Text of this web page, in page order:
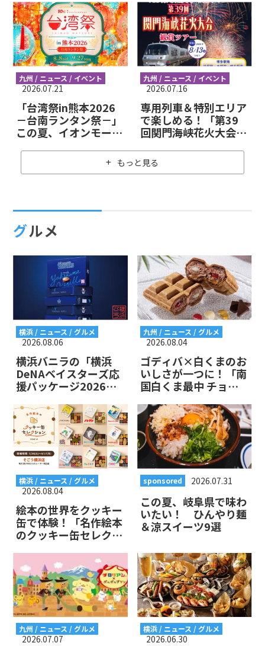
が気になる
九州 / ニュース / イベント
2026.07.21
「台湾祭in熊本2026
－台南ランタン祭－」
この夏、イオンモール
喫しよう！
九州 / ニュース / イベント
2026.07.16
専用列車＆特別エリア
で楽しめる！「第39
回関門海峡花火大会」
始！
もっと見る
グルメ
横浜 / ニュース / グルメ
2026.08.06
横浜バニラの「横浜
DeNAベイスターズ応
援パッケージ2026」
ったコラボが帰ってく
る！
九州 / ニュース / グルメ
2026.08.04
ゴディバ×白くまのお
いしさが一つに！「南
国白くま最中 チョコ
横浜 / ニュース / グルメ
2026.08.04
絵本の世界をクッキー
缶で体験！「名作絵本
のクッキー缶セレクシ
アップストアがそごう
横浜に登場！
sponsored 2026.07.31
この夏、岐阜県で味わ
いたい！ ひんやり麺
＆涼スイーツ9選
九州 / ニュース / グルメ
2026.07.07
横浜 / ニュース / グルメ
2026.06.30